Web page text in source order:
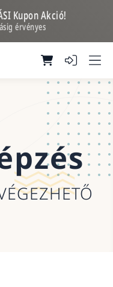
Kupon Akció!
érvényes